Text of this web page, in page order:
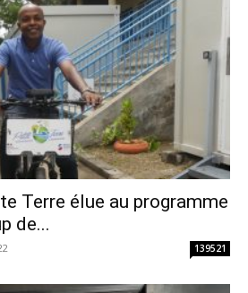
Terre élue au programme
de...
139521